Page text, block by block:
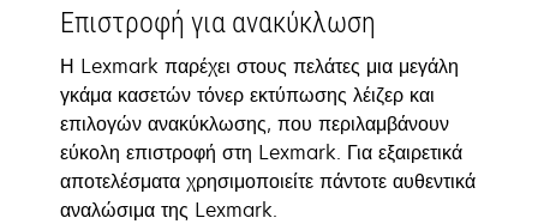
Επιστροφή για ανακύκλωση
Η Lexmark παρέχει στους πελάτες μια μεγάλη
γκάμα κασετών τόνερ εκτύπωσης λέιζερ και
επιλογών ανακύκλωσης, που περιλαμβάνουν
εύκολη επιστροφή στη Lexmark. Για εξαιρετικά
αποτελέσματα χρησιμοποιείτε πάντοτε αυθεντικά
αναλώσιμα της Lexmark.